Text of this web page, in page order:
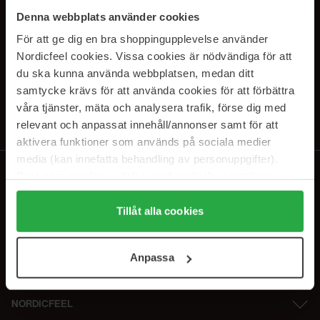
Denna webbplats använder cookies
För att ge dig en bra shoppingupplevelse använder
Nordicfeel cookies. Vissa cookies är nödvändiga för att
du ska kunna använda webbplatsen, medan ditt
samtycke krävs för att använda cookies för att förbättra
våra tjänster, mäta och analysera trafik, förse dig med
relevant och anpassat innehåll/annonser samt för att
aktivera funktioner som används på sociala medier
media (kan innefatta behandling av personuppgifter).
Genom att trycka på "Tillåt alla cookies" accepterar du
alla cookies, medan du under "Detaljer" kan anpassa
användningen av cookies. Du kan när som helst återkalla
samt vår Integritetspolicy.
Tillåt alla cookies
Anpassa
SUBSCRIBE TO OUR
NEWSLETTER
Ved å abonnere godtar du vårpersonvernerklæring. Du kan melde deg
av når som helst.
NORDICFEEL